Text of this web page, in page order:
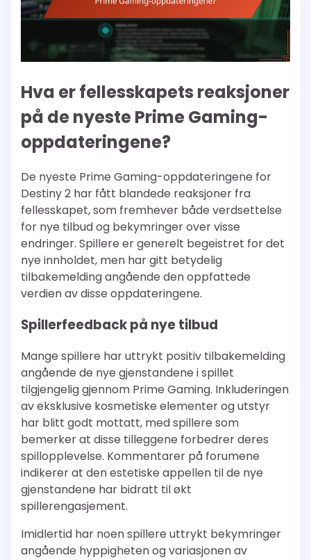
Hva er fellesskapets reaksjoner
på de nyeste Prime Gaming-
oppdateringene?
De nyeste Prime Gaming-oppdateringene for
Destiny 2 har fått blandede reaksjoner fra
fellesskapet, som fremhever både verdsettelse
for nye tilbud og bekymringer over visse
endringer. Spillere er generelt begeistret for det
nye innholdet, men har gitt betydelig
tilbakemelding angående den oppfattede
verdien av disse oppdateringene.
Spillerfeedback på nye tilbud
Mange spillere har uttrykt positiv tilbakemelding
angående de nye gjenstandene i spillet
tilgjengelig gjennom Prime Gaming. Inkluderingen
av eksklusive kosmetiske elementer og utstyr
har blitt godt mottatt, med spillere som
bemerker at disse tilleggene forbedrer deres
spillopplevelse. Kommentarer på forumene
indikerer at den estetiske appellen til de nye
gjenstandene har bidratt til økt
spillerengasjement.
Imidlertid har noen spillere uttrykt bekymringer
angående hyppigheten og variasjonen av